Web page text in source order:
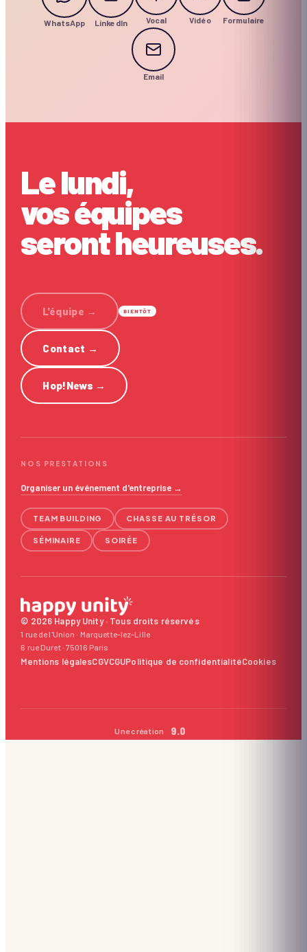
WhatsApp LinkedIn Vocal Vidéo Formulaire
Email
Le lundi,
vos équipes
seront heureuses.
L'équipe → BIENTÔT
Contact →
Hop!News →
NOS PRESTATIONS
Organiser un événement d'entreprise →
TEAM BUILDING CHASSE AU TRÉSOR
SÉMINAIRE SOIRÉE
© 2026 Happy Unity · Tous droits réservés
1 rue de l'Union · Marquette-lez-Lille
6 rue Duret · 75016 Paris
Mentions légalesCGVCGUPolitique de confidentialitéCookies
Une création 9.0